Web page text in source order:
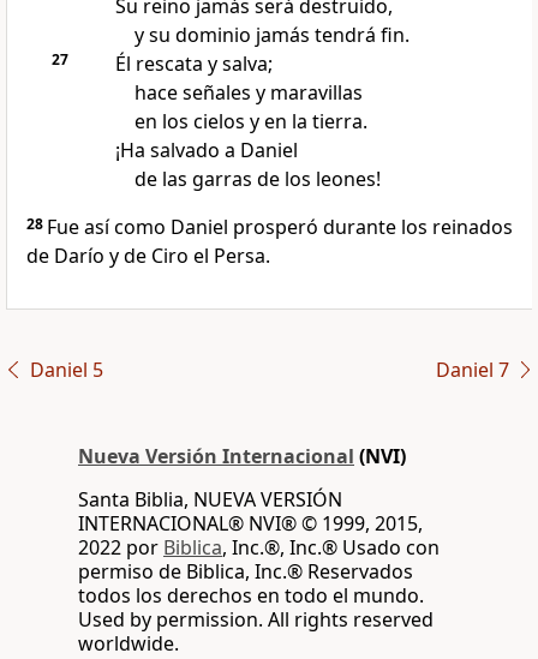
Su reino jamás será destruido,
y su dominio jamás tendrá fin.
27
Él rescata y salva;
hace señales y maravillas
en los cielos y en la tierra.
¡Ha salvado a Daniel
de las garras de los leones!
28 Fue así como Daniel prosperó durante los reinados
de Darío y de Ciro el Persa.
Daniel 5 Daniel 7
Nueva Versión Internacional (NVI)
Santa Biblia, NUEVA VERSIÓN
INTERNACIONAL® NVI® © 1999, 2015,
2022 por Biblica, Inc.®, Inc.® Usado con
permiso de Biblica, Inc.® Reservados
todos los derechos en todo el mundo.
Used by permission. All rights reserved
worldwide.